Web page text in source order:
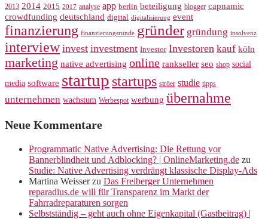
2013 2014 2015 2017 analyse app berlin beteiligung blogger capnamic
crowdfunding deutschland digital digitalisierung event
finanzierung finanzierungsrunde gründer gründung insolvenz
interview invest investment Investor Investoren kauf köln
marketing native advertising online rankseller seo shop social
media software startup startups ströer studie tipps
unternehmen wachstum Werbespot werbung übernahme
Neue Kommentare
Programmatic Native Advertising: Die Rettung vor
Bannerblindheit und Adblocking? | OnlineMarketing.de zu
Studie: Native Advertising verdrängt klassische Display-Ads
Martina Weisserzu Das Freiberger Unternehmen
reparadius.de will für Transparenz im Markt der
Fahrradreparaturen sorgen
Selbstständig – geht auch ohne Eigenkapital (Gastbeitrag) |